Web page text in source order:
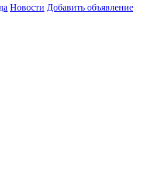
Новости Добавить объявление